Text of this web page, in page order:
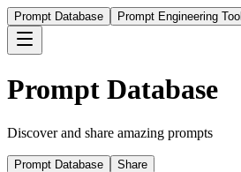
Prompt Database Prompt Engineering Tool
Prompt Database
Discover and share amazing prompts
Prompt Database Share